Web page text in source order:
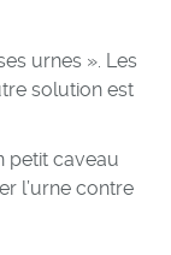
urnes ». Les
solution est
petit caveau
l’urne contre